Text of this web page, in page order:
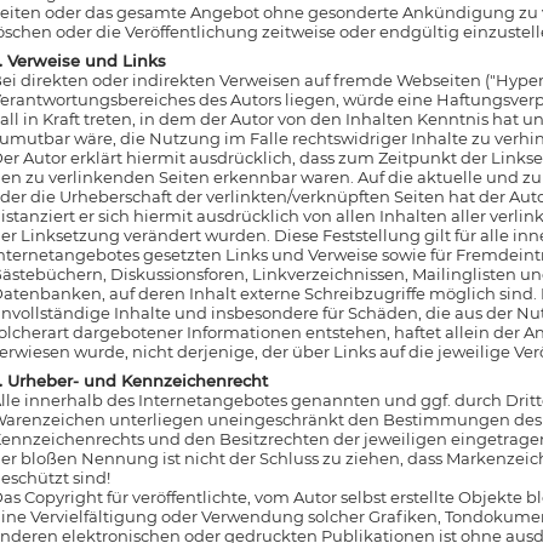
oder das gesamte Angebot ohne gesonderte Ankündigung zu
oder die Veröffentlichung zeitweise oder endgültig
Verweise und Links
direkten oder indirekten Verweisen auf fremde Webseiten
des Autors liegen, würde eine
in Kraft treten, in dem der Autor von den Inhalten Kenntnis hat
wäre, die Nutzung im Falle rechtswidriger Inhalte zu
Autor erklärt hiermit ausdrücklich, dass zum Zeitpunkt der
zu verlinkenden Seiten erkennbar waren. Auf die aktuelle und
die Urheberschaft der verlinkten/verknüpften Seiten hat der
er sich hiermit ausdrücklich von allen Inhalten aller
Linksetzung verändert wurden. Diese Feststellung gilt für alle
gesetzten Links und Verweise sowie für
Diskussionsforen, Linkverzeichnissen, Mailinglisten
auf deren Inhalt externe Schreibzugriffe möglich
Inhalte und insbesondere für Schäden, die aus der
dargebotener Informationen entstehen, haftet allein der
wurde, nicht derjenige, der über Links auf die jeweilige
Urheber- und Kennzeichenrecht
innerhalb des Internetangebotes genannten und ggf. durch
unterliegen uneingeschränkt den Bestimmungen
und den Besitzrechten der jeweiligen
bloßen Nennung ist nicht der Schluss zu ziehen, dass
sind!
Copyright für veröffentlichte, vom Autor selbst erstellte Objekte
Vervielfältigung oder Verwendung solcher Grafiken,
elektronischen oder gedruckten Publikationen ist ohne